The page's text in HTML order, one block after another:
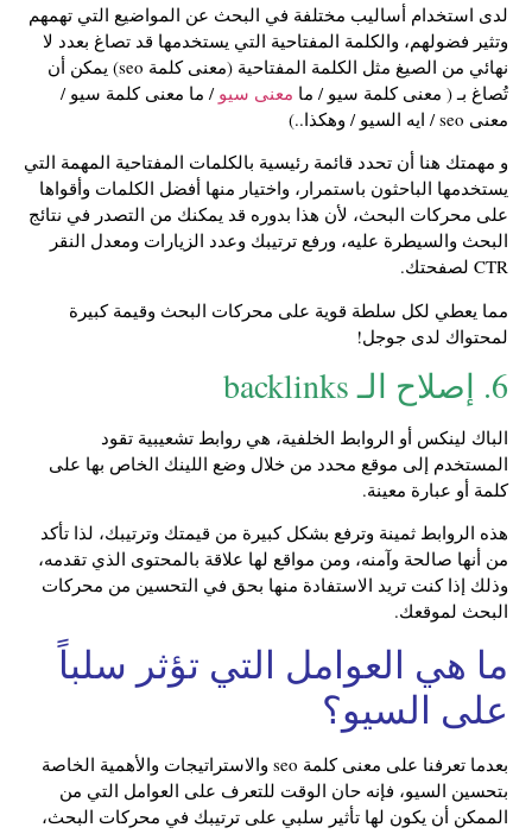
لدى استخدام أساليب مختلفة في البحث عن المواضيع التي تهمهم
وتثير فضولهم، والكلمة المفتاحية التي يستخدمها قد تصاغ بعدد لا
نهائي من الصيغ مثل الكلمة المفتاحية (معنى كلمة seo) يمكن أن
تُصاغ بـ ( معنى كلمة سيو / ما معنى سيو / ما معنى كلمة سيو /
معنى seo / ايه السيو / وهكذا..)
و مهمتك هنا أن تحدد قائمة رئيسية بالكلمات المفتاحية المهمة التي
يستخدمها الباحثون باستمرار، واختيار منها أفضل الكلمات وأقواها
على محركات البحث، لأن هذا بدوره قد يمكنك من التصدر في نتائج
البحث والسيطرة عليه، ورفع ترتيبك وعدد الزيارات ومعدل النقر
CTR لصفحتك.
مما يعطي لكل سلطة قوية على محركات البحث وقيمة كبيرة
لمحتواك لدى جوجل!
6. إصلاح الـ backlinks
الباك لينكس أو الروابط الخلفية، هي روابط تشعيبية تقود
المستخدم إلى موقع محدد من خلال وضع اللينك الخاص بها على
كلمة أو عبارة معينة.
هذه الروابط ثمينة وترفع بشكل كبيرة من قيمتك وترتيبك، لذا تأكد
من أنها صالحة وآمنه، ومن مواقع لها علاقة بالمحتوى الذي تقدمه،
وذلك إذا كنت تريد الاستفادة منها بحق في التحسين من محركات
البحث لموقعك.
ما هي العوامل التي تؤثر سلباً
على السيو؟
بعدما تعرفنا على معنى كلمة seo والاستراتيجات والأهمية الخاصة
بتحسين السيو، فإنه حان الوقت للتعرف على العوامل التي من
الممكن أن يكون لها تأثير سلبي على ترتيبك في محركات البحث،